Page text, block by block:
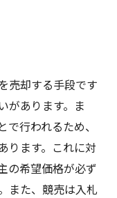
売却する手段です
があります。ま
行われるため、
ります。これに対
の希望価格が必ず
また、競売は入札